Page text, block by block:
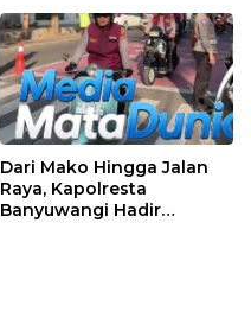
Dari Mako Hingga Jalan
Raya, Kapolresta
Banyuwangi Hadir